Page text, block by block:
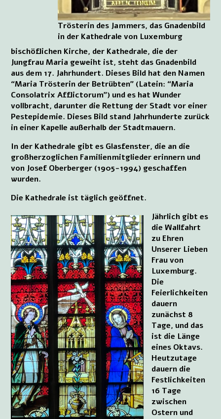
Trösterin des Jammers, das Gnadenbild
in der Kathedrale von Luxemburg
bischöflichen Kirche, der Kathedrale, die der
Jungfrau Maria geweiht ist, steht das Gnadenbild
aus dem 17. Jahrhundert. Dieses Bild hat den Namen
“Maria Trösterin der Betrübten” (Latein: “Maria
Consolatrix Afflictorum”) und es hat Wunder
vollbracht, darunter die Rettung der Stadt vor einer
Pestepidemie. Dieses Bild stand Jahrhunderte zurück
in einer Kapelle außerhalb der Stadtmauern.
In der Kathedrale gibt es Glasfenster, die an die
großherzoglichen Familienmitglieder erinnern und
von Josef Oberberger (1905-1994) geschaffen
wurden.
Die Kathedrale ist täglich geöffnet.
Jährlich gibt es
die Wallfahrt
zu Ehren
Unserer Lieben
Frau von
Luxemburg.
Die
Feierlichkeiten
dauern
zunächst 8
Tage, und das
ist die Länge
eines Oktavs.
Heutzutage
dauern die
Festlichkeiten
16 Tage
zwischen
Ostern und